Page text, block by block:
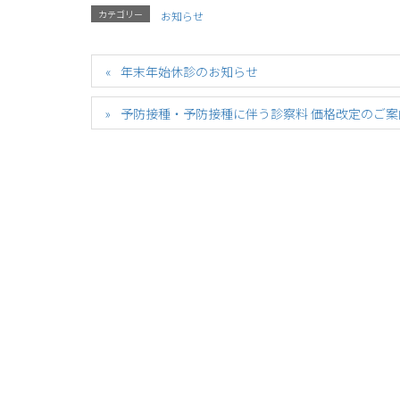
カテゴリー お知らせ
年末年始休診のお知らせ
予防接種・予防接種に伴う診察料 価格改定のご